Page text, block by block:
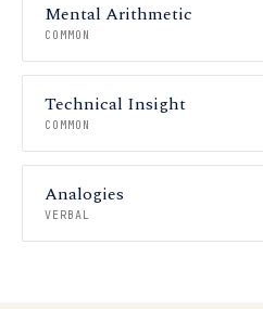
Mental Arithmetic
COMMON
Technical Insight
COMMON
Analogies
VERBAL